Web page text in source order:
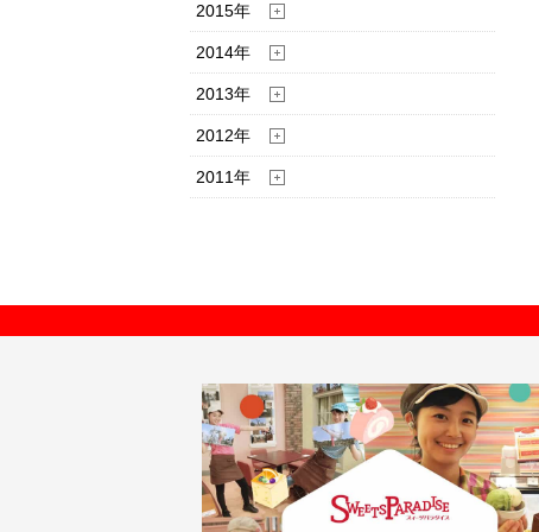
2015年
2014年
2013年
2012年
2011年